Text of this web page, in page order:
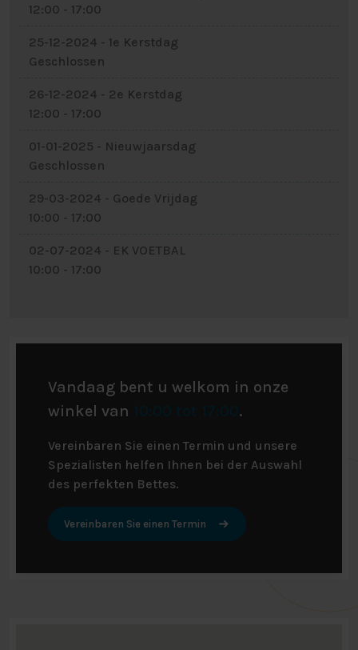
12:00 - 17:00
25-12-2024 - 1e Kerstdag
Geschlossen
26-12-2024 - 2e Kerstdag
12:00 - 17:00
01-01-2025 - Nieuwjaarsdag
Geschlossen
29-03-2024 - Goede Vrijdag
10:00 - 17:00
02-07-2024 - EK VOETBAL
10:00 - 17:00
Vandaag bent u welkom in onze
winkel van
.
Vereinbaren Sie einen Termin und unsere
Spezialisten helfen Ihnen bei der Auswahl
des perfekten Bettes.
Vereinbaren Sie einen Termin